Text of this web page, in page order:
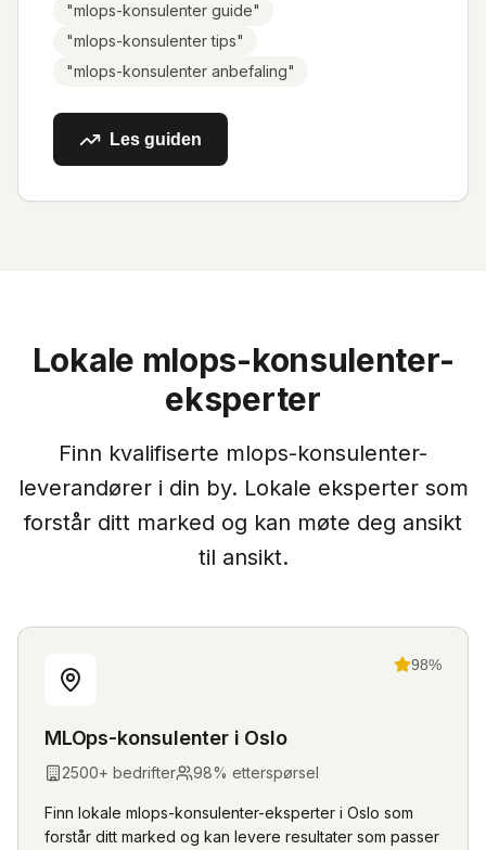
"mlops-konsulenter guide"
"mlops-konsulenter tips"
"mlops-konsulenter anbefaling"
Les guiden
Lokale mlops-konsulenter-
eksperter
Finn kvalifiserte mlops-konsulenter-
leverandører i din by. Lokale eksperter som
forstår ditt marked og kan møte deg ansikt
til ansikt.
98%
MLOps-konsulenteri Oslo
2500+ bedrifter 98% etterspørsel
Finn lokale mlops-konsulenter-eksperter i Oslo som
forstår ditt marked og kan levere resultater som passer